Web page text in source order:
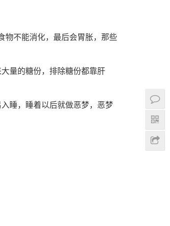
物不能消化，最后会胃胀，那些
量的糖份，排除糖份都靠肝
睡，睡着以后就做恶梦，恶梦